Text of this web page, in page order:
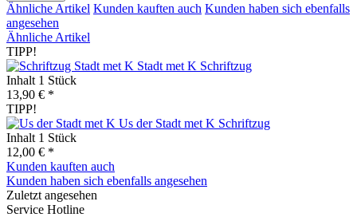
Ähnliche Artikel Kunden kauften auch Kunden haben sich ebenfalls
angesehen
Ähnliche Artikel
TIPP!
Stadt met K Schriftzug
Inhalt 1 Stück
13,90 € *
TIPP!
Us der Stadt met K Schriftzug
Inhalt 1 Stück
12,00 € *
Kunden kauften auch
Kunden haben sich ebenfalls angesehen
Zuletzt angesehen
Service Hotline